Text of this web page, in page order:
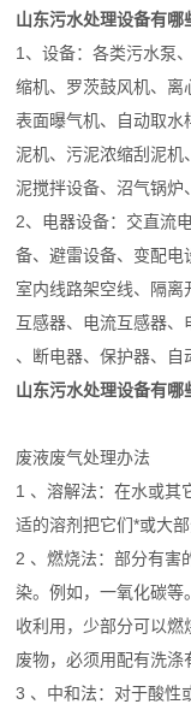
山东污水处理设备有哪
1、设备：各类污水泵
缩机、罗茨鼓风机、离
表面曝气机、自动取水
泥机、污泥浓缩刮泥机
泥搅拌设备、沼气锅炉
2、电器设备：交直流
备、避雷设备、变配电
室内线路架空线、隔
互感器、电流互感器、
、断电器、保护器、自
山东污水处理设备有哪
废液废气处理办法
1 、溶解法：在水或其
适的溶剂把它们*或大部
2 、燃烧法：部分有害
染。例如，一氧化碳等
收利用，少部分可以
废物，必须用配有洗涤
3 、中和法：对于酸性